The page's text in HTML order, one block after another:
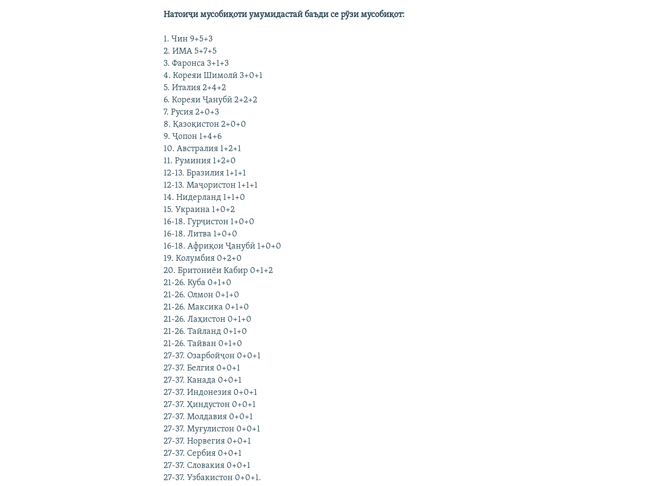
Натоиҷи мусобиқоти умумидастаӣ баъди се рӯзи мусобиқот:
1. Чин 9+5+3
2. ИМА 5+7+5
3. Фаронса 3+1+3
4. Кореяи Шимолӣ 3+0+1
5. Италия 2+4+2
6. Кореяи Ҷанубӣ 2+2+2
7. Русия 2+0+3
8. Қазоқистон 2+0+0
9. Ҷопон 1+4+6
10. Австралия 1+2+1
11. Руминия 1+2+0
12-13. Бразилия 1+1+1
12-13. Маҷористон 1+1+1
14. Нидерланд 1+1+0
15. Украина 1+0+2
16-18. Гурҷистон 1+0+0
16-18. Литва 1+0+0
16-18. Африқои Ҷанубӣ 1+0+0
19. Колумбия 0+2+0
20. Бритониёи Кабир 0+1+2
21-26. Куба 0+1+0
21-26. Олмон 0+1+0
21-26. Максика 0+1+0
21-26. Лаҳистон 0+1+0
21-26. Тайланд 0+1+0
21-26. Тайван 0+1+0
27-37. Озарбойҷон 0+0+1
27-37. Белгия 0+0+1
27-37. Канада 0+0+1
27-37. Индонезия 0+0+1
27-37. Ҳиндустон 0+0+1
27-37. Молдавия 0+0+1
27-37. Муғулистон 0+0+1
27-37. Норвегия 0+0+1
27-37. Сербия 0+0+1
27-37. Словакия 0+0+1
27-37. Узбакистон 0+0+1.